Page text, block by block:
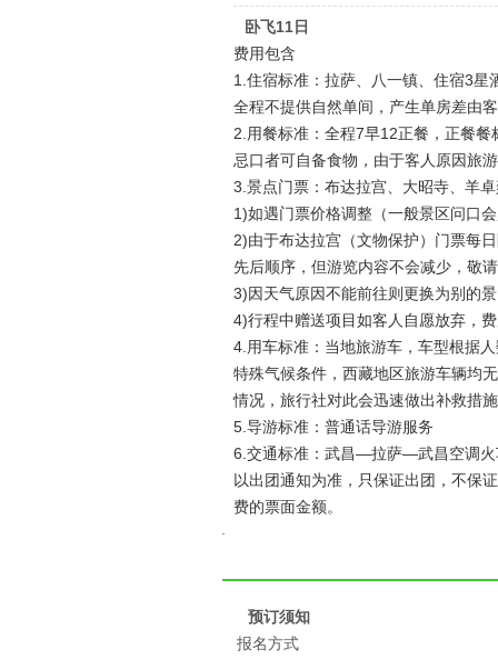
卧飞11日
费用包含
1.住宿标准：拉萨、八一镇、住宿3星
全程不提供自然单间，产生单房差由
2.用餐标准：全程7早12正餐，正餐
忌口者可自备食物，由于客人原因旅
3.景点门票：布达拉宫、大昭寺、羊
1)如遇门票价格调整（一般景区问口
2)由于布达拉宫（文物保护）门票每
先后顺序，但游览内容不会减少，敬
3)因天气原因不能前往则更换为别的
4)行程中赠送项目如客人自愿放弃，
4.用车标准：当地旅游车，车型根据
特殊气候条件，西藏地区旅游车辆均
情况，旅行社对此会迅速做出补救措
5.导游标准：普通话导游服务
6.交通标准：武昌—拉萨—武昌空调火
以出团通知为准，只保证出团，不保
费的票面金额。
预订须知
报名方式